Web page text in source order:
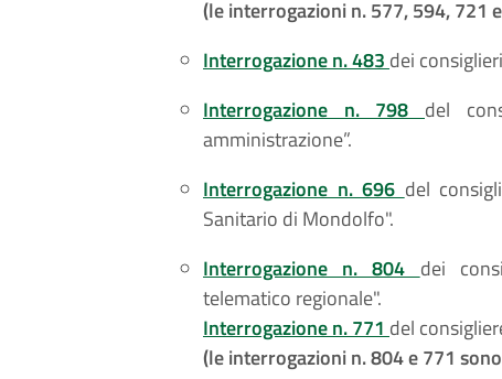
(le interrogazioni n. 577, 594, 721
Interrogazione n. 483 dei
Interrogazione n. 798 del
amministrazione”.
Interrogazione n. 696 del
Sanitario di Mondolfo".
Interrogazione n. 804 dei
telematico regionale".
Interrogazione n. 771 del
(le interrogazioni n. 804 e 771